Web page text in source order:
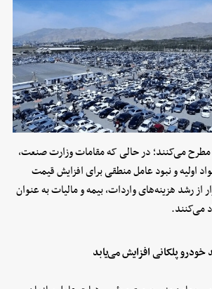
مطرح می‌کنند؛ در حالی که مقامات وزارت صنعت،
اولیه و نبود عامل منطقی برای افزایش قیمت
از رشد هزینه‌های واردات، بیمه و مالیات به عنوان
می‌کنند.
پلکانی افزایش می‌یابد